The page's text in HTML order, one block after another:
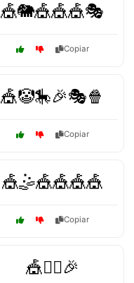
🎪🐘🎪🎪🎪🎭
Copiar
🎪🤡🎠🎉🎭🍿
Copiar
🎪🤹🎪🎪🎪🎪
Copiar
🎪🤹‍♀️🎉